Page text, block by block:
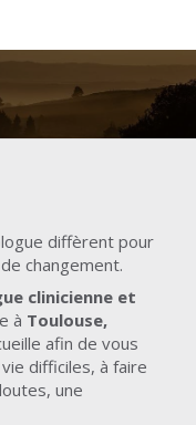
diffèrent pour
changement.
clinicienne et
à Toulouse,
afin de vous
difficiles, à faire
une